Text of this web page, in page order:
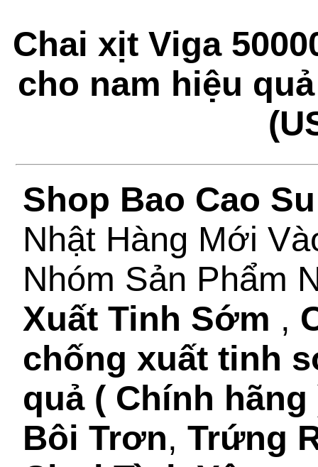
Chai xịt Viga
cho nam hiệu
Shop Bao Cao
Nhật Hàng Mới
Nhóm Sản Phẩm
Xuất Tinh Sớm ,
chống xuất tinh
quả ( Chính hãng
Bôi Trơn, Trứng